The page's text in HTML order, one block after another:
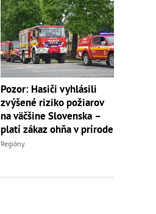
Pozor: Hasiči vyhlásili
zvýšené riziko požiarov
na väčšine Slovenska –
platí zákaz ohňa v prírode
Regióny